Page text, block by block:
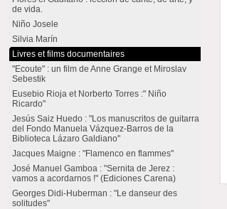
de vida.
Niño Josele
Silvia Marín
Livres et films documentaires
"Ecoute" : un film de Anne Grange et Miroslav
Sebestik
Eusebio Rioja et Norberto Torres :" Niño
Ricardo"
Jesús Saiz Huedo : "Los manuscritos de guitarra
del Fondo Manuela Vázquez-Barros de la
Biblioteca Lázaro Galdiano"
Jacques Maigne : "Flamenco en flammes"
José Manuel Gamboa : "Sernita de Jerez :
vamos a acordarnos !" (Ediciones Carena)
Georges Didi-Huberman : "Le danseur des
solitudes"